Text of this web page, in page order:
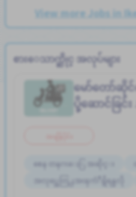
View more Jobs in
စားေသာက္ဆိုင္ အလုပ်များ
မော်တော်
ပို့ဆောင်ခြင်း
စေန တနဂၤေႏြ အဆိုင္း
အလုပ္အေတြ႕အၾကံဳရွိရန္မလို